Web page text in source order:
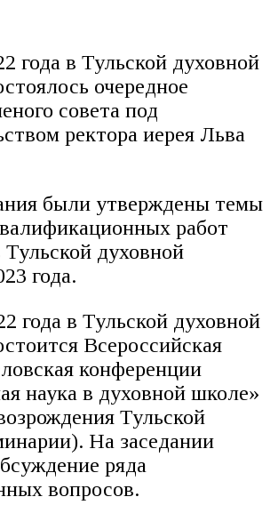
года в Тульской духовной
очередное
совета под
ректора иерея Льва
были утверждены темы
работ
духовной
года.
года в Тульской духовной
Всероссийская
конференции
наука в духовной школе»
Тульской
На заседании
ряда
вопросов.